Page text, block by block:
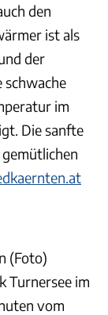
den
ist als
der
schwache
im
Die sanfte
(Foto)
Turnersee im
vom